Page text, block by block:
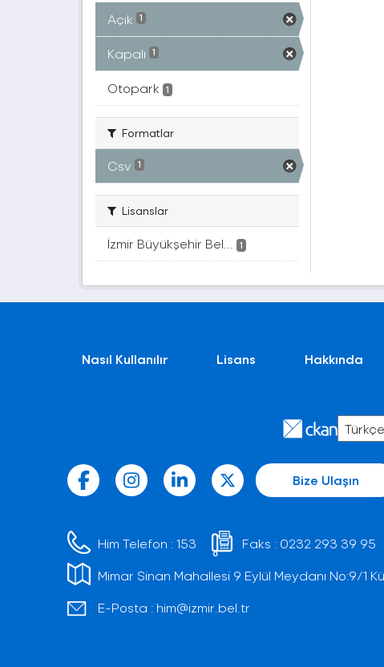
Açık 1
Kapalı 1
Otopark 1
Formatlar
Csv 1
Lisanslar
İzmir Büyükşehir Bel... 1
Nasıl Kullanılır Lisans Hakkında
Bize Ulaşın
Him Telefon :153 Faks : 0232 293 39 95
Mimar Sinan Mahallesi 9 Eylül Meydanı No:9/1
E-Posta : him@izmir.bel.tr